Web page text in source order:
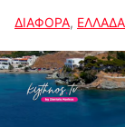
ΔΙΑΦΟΡΑ, ΕΛΛΑΔΑ